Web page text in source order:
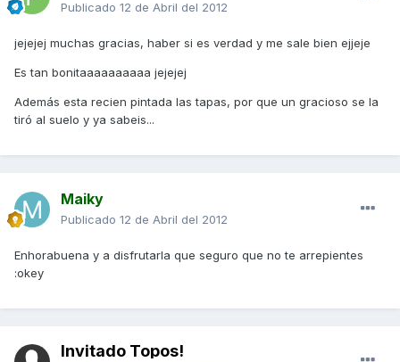
Publicado 12 de Abril del 2012
jejejej muchas gracias, haber si es verdad y me sale bien ejjeje
Es tan bonitaaaaaaaaaa jejejej
Además esta recien pintada las tapas, por que un gracioso se la
tiró al suelo y ya sabeis...
Maiky
Publicado 12 de Abril del 2012
Enhorabuena y a disfrutarla que seguro que no te arrepientes
:okey
Invitado Topos!